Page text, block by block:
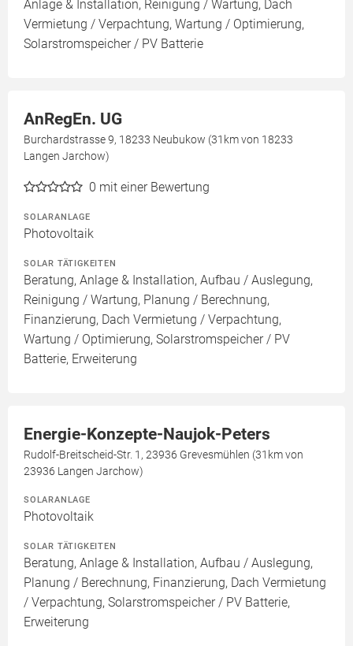
Anlage & Installation, Reinigung / Wartung, Dach
Vermietung / Verpachtung, Wartung / Optimierung,
Solarstromspeicher / PV Batterie
AnRegEn. UG
Burchardstrasse 9, 18233 Neubukow (31km von 18233
Langen Jarchow)
0 mit einer Bewertung
SOLARANLAGE
Photovoltaik
SOLAR TÄTIGKEITEN
Beratung, Anlage & Installation, Aufbau / Auslegung,
Reinigung / Wartung, Planung / Berechnung,
Finanzierung, Dach Vermietung / Verpachtung,
Wartung / Optimierung, Solarstromspeicher / PV
Batterie, Erweiterung
Energie-Konzepte-Naujok-Peters
Rudolf-Breitscheid-Str. 1, 23936 Grevesmühlen (31km von
23936 Langen Jarchow)
SOLARANLAGE
Photovoltaik
SOLAR TÄTIGKEITEN
Beratung, Anlage & Installation, Aufbau / Auslegung,
Planung / Berechnung, Finanzierung, Dach Vermietung
/ Verpachtung, Solarstromspeicher / PV Batterie,
Erweiterung